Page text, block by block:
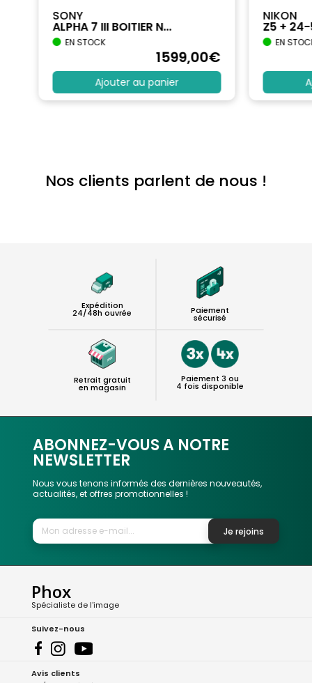
SONY
ALPHA 7 III BOITIER N...
EN STOCK
1599,00€
Ajouter au panier
NIKON
Z5 +
EN
Nos clients parlent de nous !
Expédition
24/48h ouvrée Paiement
sécurisé
Retrait gratuit
en magasin
Paiement 3 ou
4 fois disponible
ABONNEZ-VOUS A NOTRE
NEWSLETTER
Nous vous tenons informés des dernières nouveautés,
actualités, et offres promotionnelles !
Je rejoins
Phox
Spécialiste de l'image
Suivez-nous
Avis clients